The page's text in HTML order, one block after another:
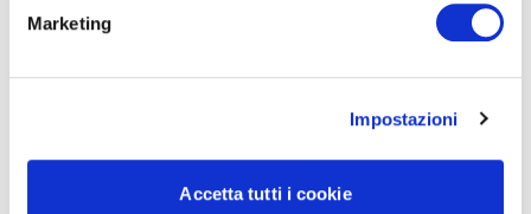
Marketing
Impostazioni
Accetta tutti i cookie